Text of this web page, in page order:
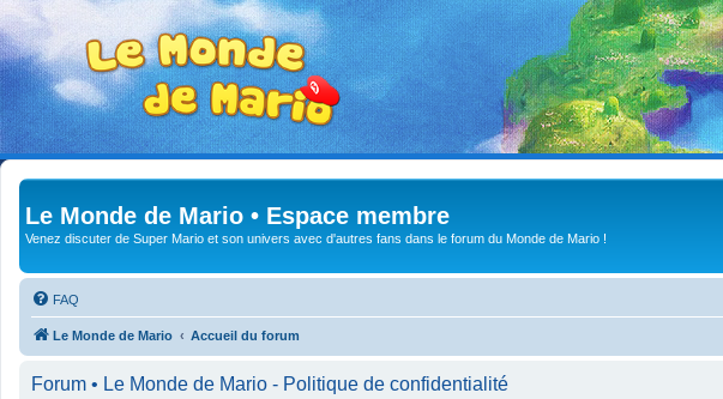
Le Monde de Mario • Espace membre
Venez discuter de Super Mario et son univers avec d'autres fans dans le forum du Monde de Mario !
FAQ
Le Monde de Mario Accueil du forum
Forum • Le Monde de Mario - Politique de confidentialité